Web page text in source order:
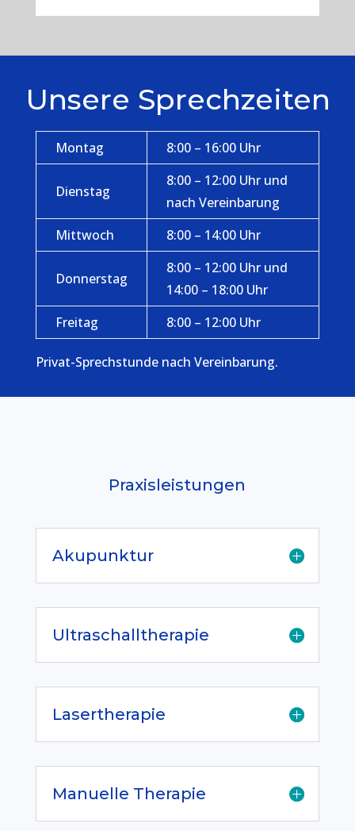
Unsere Sprechzeiten
Montag 8:00 – 16:00 Uhr
Dienstag
8:00 – 12:00 Uhr und
nach Vereinbarung
Mittwoch
8:00 – 14:00 Uhr
Donnerstag
8:00 – 12:00 Uhr und
14:00 – 18:00 Uhr
Freitag
8:00 – 12:00 Uhr
Privat-Sprechstunde nach Vereinbarung.
Praxisleistungen
Akupunktur
Ultraschalltherapie
Lasertherapie
Manuelle Therapie